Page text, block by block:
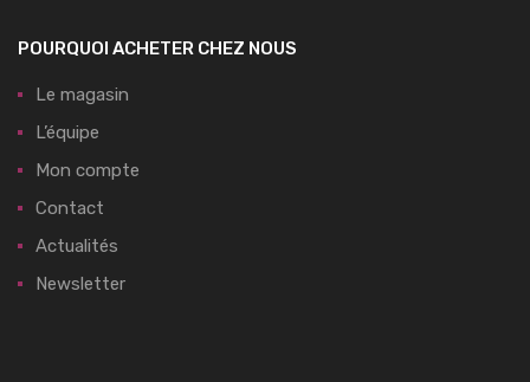
POURQUOI ACHETER CHEZ NOUS
Le magasin
L’équipe
Mon compte
Contact
Actualités
Newsletter